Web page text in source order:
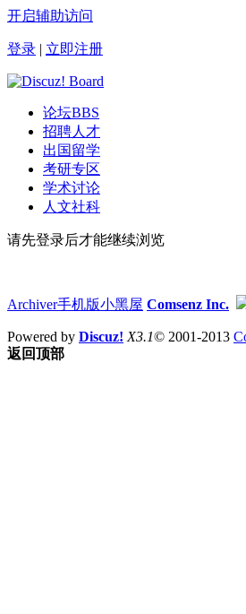
开启辅助访问
登录 | 立即注册
论坛BBS
招聘人才
出国留学
考研专区
学术讨论
人文社科
请先登录后才能继续浏览
Archiver手机版小黑屋 Comsenz Inc.
Powered by Discuz! X3.1© 2001-2013
返回顶部